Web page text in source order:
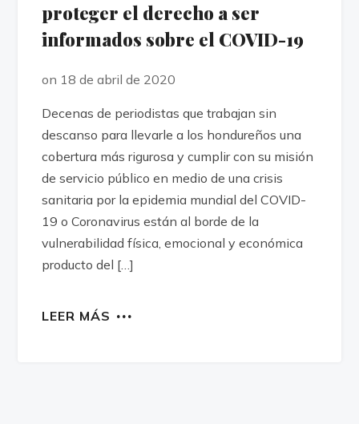
proteger el derecho a ser
informados sobre el COVID-19
on 18 de abril de 2020
Decenas de periodistas que trabajan sin
descanso para llevarle a los hondureños una
cobertura más rigurosa y cumplir con su misión
de servicio público en medio de una crisis
sanitaria por la epidemia mundial del COVID-
19 o Coronavirus están al borde de la
vulnerabilidad física, emocional y económica
producto del […]
LEER MÁS